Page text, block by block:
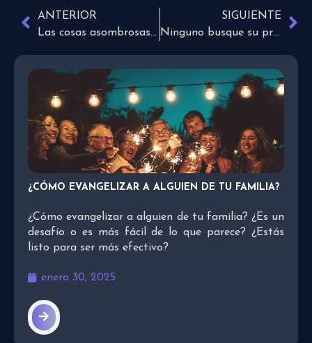
ANTERIOR
Las cosas asombrosas de nuestro Dios
SIGUIENTE
Ninguno busque su propio bien
¿CÓMO EVANGELIZAR A ALGUIEN DE TU FAMILIA?
¿Cómo evangelizar a alguien de tu familia? ¿Es un
desafío o es más fácil de lo que parece? ¿Estás
listo para ser más efectivo?
enero 30, 2025